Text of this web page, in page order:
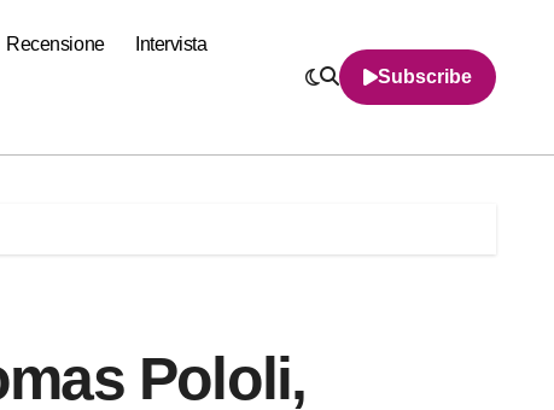
Recensione Intervista
Subscribe
Pololi,